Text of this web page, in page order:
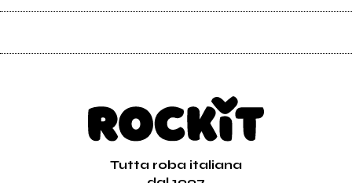
Tutta roba italiana